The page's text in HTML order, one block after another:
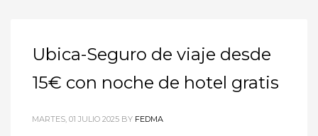
Ubica-Seguro de viaje desde
15€ con noche de hotel gratis
MARTES, 01 JULIO 2025 BY FEDMA